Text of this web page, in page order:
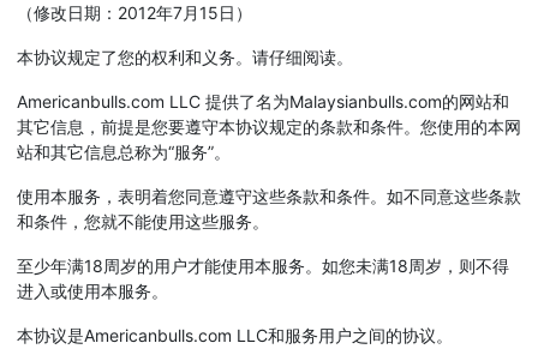
（修改日期：2012年7月15日）
本协议规定了您的权利和义务。请仔细阅读。
Americanbulls.com LLC 提供了名为Malaysianbulls.com的网站和
其它信息，前提是您要遵守本协议规定的条款和条件。您使用的本网
站和其它信息总称为“服务”。
使用本服务，表明着您同意遵守这些条款和条件。如不同意这些条款
和条件，您就不能使用这些服务。
至少年满18周岁的用户才能使用本服务。如您未满18周岁，则不得
进入或使用本服务。
本协议是Americanbulls.com LLC和服务用户之间的协议。